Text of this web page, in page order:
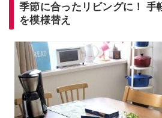
季節に合ったリビングに！ 手
を模様替え